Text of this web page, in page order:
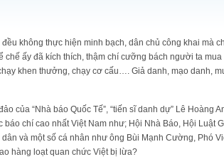
không thực hiện minh bạch, dân chủ công khai mà
ấy đã kích thích, thậm chí cưỡng bách người ta mua
khen thưởng, chạy cơ cấu…. Giả danh, mạo danh,
của “Nhà báo Quốc Tế”, “tiến sĩ danh dự” Lê
chí cao nhất Việt Nam như; Hội Nhà Báo, Hội Luật
và một số cá nhân như ông Bùi Mạnh Cường, Phó
hàng loạt quan chức Việt bị lừa?